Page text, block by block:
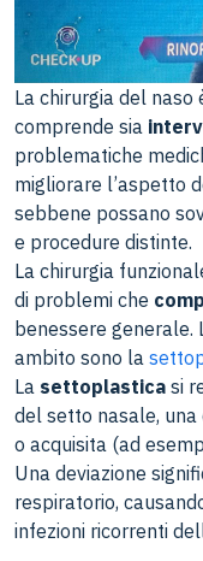
La chirurgia del
comprende sia
problematiche
migliorare l’aspetto
sebbene possano
e procedure distinte.
La chirurgia
di problemi che
benessere generale.
ambito sono la
La settoplastica si
del setto nasale, una
o acquisita (ad
Una deviazione
respiratorio,
infezioni ricorrenti